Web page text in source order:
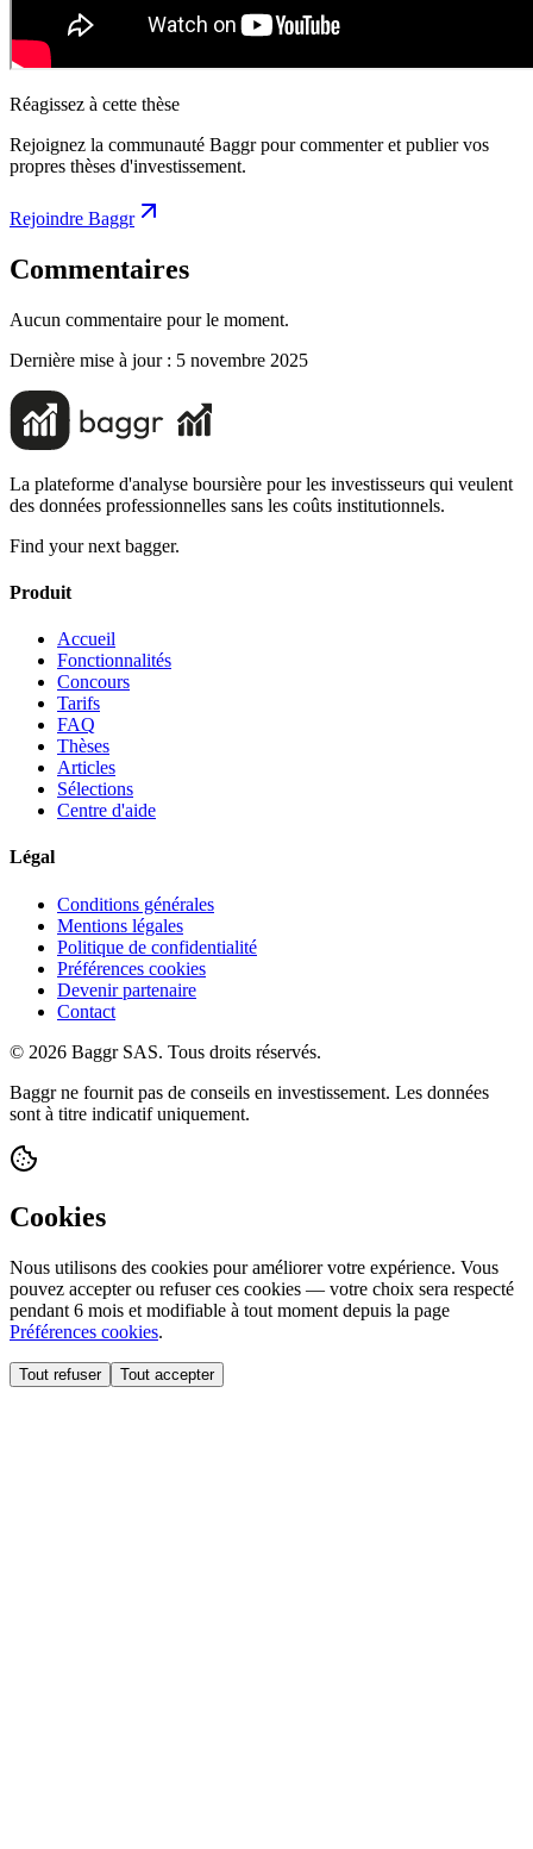
Réagissez à cette thèse
Rejoignez la communauté Baggr pour commenter et publier vos
propres thèses d'investissement.
Rejoindre Baggr
Commentaires
Aucun commentaire pour le moment.
Dernière mise à jour : 5 novembre 2025
La plateforme d'analyse boursière pour les investisseurs qui veulent
des données professionnelles sans les coûts institutionnels.
Find your next bagger.
Produit
Accueil
Fonctionnalités
Concours
Tarifs
FAQ
Thèses
Articles
Sélections
Centre d'aide
Légal
Conditions générales
Mentions légales
Politique de confidentialité
Préférences cookies
Devenir partenaire
Contact
© 2026 Baggr SAS. Tous droits réservés.
Baggr ne fournit pas de conseils en investissement. Les données
sont à titre indicatif uniquement.
Cookies
Nous utilisons des cookies pour améliorer votre expérience. Vous
pouvez accepter ou refuser ces cookies — votre choix sera respecté
pendant 6 mois et modifiable à tout moment depuis la page
Préférences cookies.
Tout refuser Tout accepter